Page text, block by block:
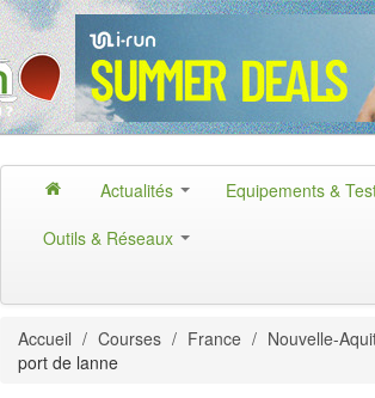
Actualités Equipements &
Outils & Réseaux
Accueil / Courses / France / Nouvelle-
port de lanne